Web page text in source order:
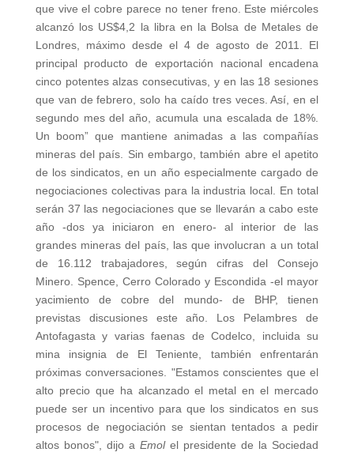
que vive el cobre parece no tener freno. Este miércoles
alcanzó los US$4,2 la libra en la Bolsa de Metales de
Londres, máximo desde el 4 de agosto de 2011. El
principal producto de exportación nacional encadena
cinco potentes alzas consecutivas, y en las 18 sesiones
que van de febrero, solo ha caído tres veces. Así, en el
segundo mes del año, acumula una escalada de 18%.
Un boom” que mantiene animadas a las compañías
mineras del país. Sin embargo, también abre el apetito
de los sindicatos, en un año especialmente cargado de
negociaciones colectivas para la industria local. En total
serán 37 las negociaciones que se llevarán a cabo este
año -dos ya iniciaron en enero- al interior de las
grandes mineras del país, las que involucran a un total
de 16.112 trabajadores, según cifras del Consejo
Minero. Spence, Cerro Colorado y Escondida -el mayor
yacimiento de cobre del mundo- de BHP, tienen
previstas discusiones este año. Los Pelambres de
Antofagasta y varias faenas de Codelco, incluida su
mina insignia de El Teniente, también enfrentarán
próximas conversaciones. "Estamos conscientes que el
alto precio que ha alcanzado el metal en el mercado
puede ser un incentivo para que los sindicatos en sus
procesos de negociación se sientan tentados a pedir
altos bonos", dijo a Emolel presidente de la Sociedad